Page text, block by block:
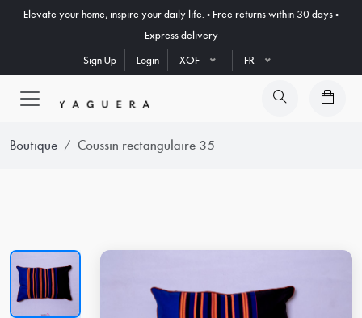
Elevate your home, inspire your daily life. • Free returns within 30 days •
Express delivery
Sign Up
Login XOF FR
Boutique Coussin rectangulaire 35